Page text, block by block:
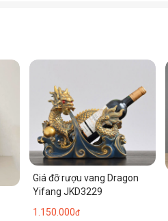
Giá đỡ rượu vang Dragon
Yifang JKD3229
1.150.000đ